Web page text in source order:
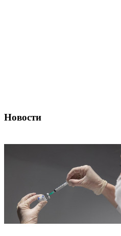
Новости